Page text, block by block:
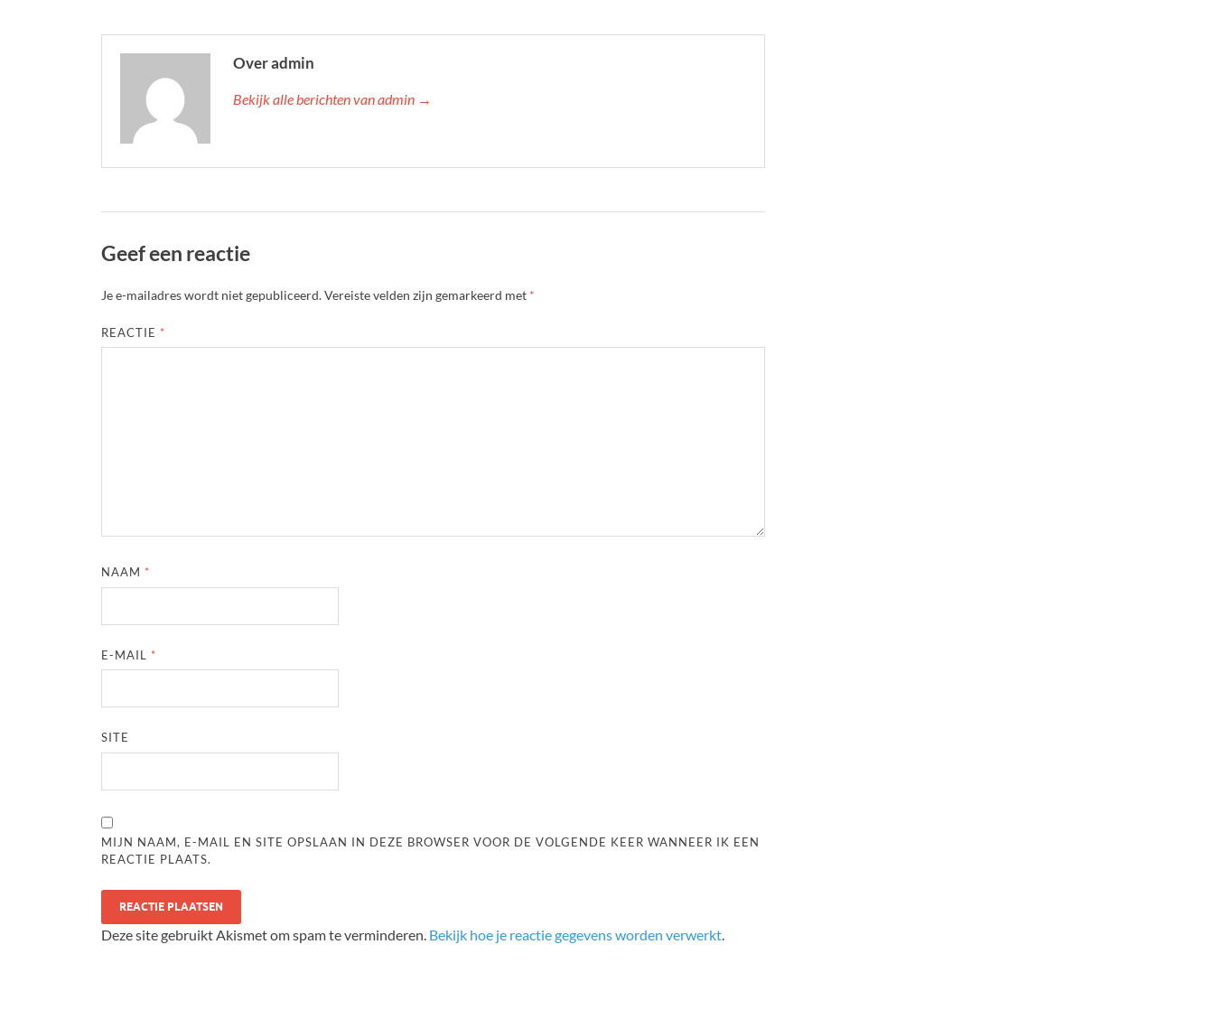
Over admin
Bekijk alle berichten van admin →
Geef een reactie
Je e-mailadres wordt niet gepubliceerd.Vereiste velden zijn gemarkeerd met *
REACTIE *
NAAM *
E-MAIL *
SITE
MIJN NAAM, E-MAIL EN SITE OPSLAAN IN DEZE BROWSER VOOR DE VOLGENDE KEER WANNEER IK EEN
REACTIE PLAATS.
Deze site gebruikt Akismet om spam te verminderen. Bekijk hoe je reactie gegevens worden verwerkt